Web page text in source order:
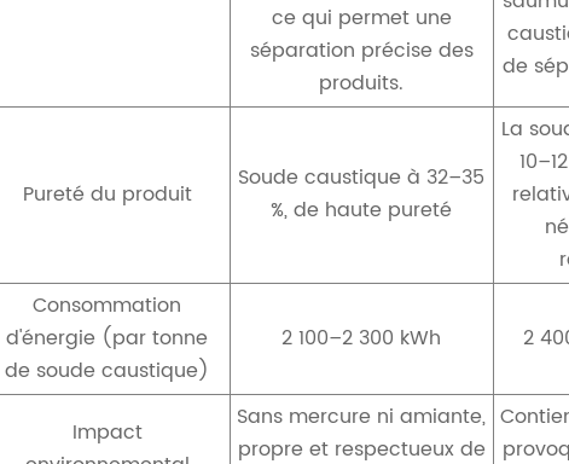
ce qui permet une
séparation précise des
produits.
de
Pureté du produit
Soude caustique à 32–35
%, de haute pureté
La
Consommation
d'énergie (par tonne
de soude caustique)
2 100–2 300 kWh 2
Impact
Sans mercure ni amiante,
propre et respectueux de